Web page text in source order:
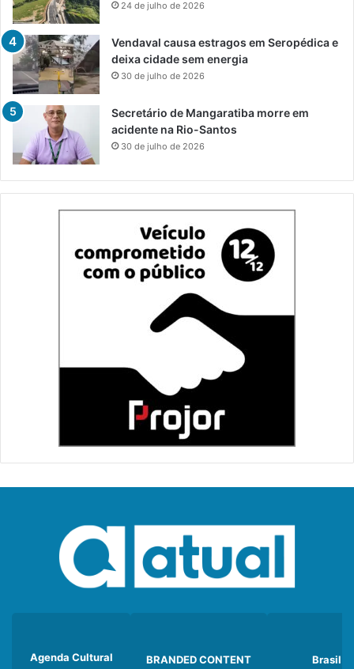
24 de julho de 2026
Vendaval causa estragos em Seropédica e
deixa cidade sem energia
30 de julho de 2026
Secretário de Mangaratiba morre em
acidente na Rio-Santos
30 de julho de 2026
Agenda Cultural BRANDED CONTENT Brasil